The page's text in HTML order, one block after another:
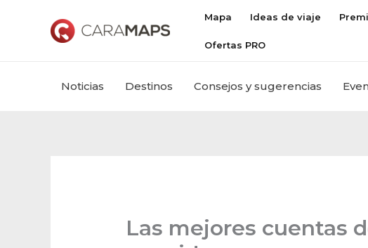
Mapa Ideas de viaje
Ofertas PRO
Noticias
Destinos Consejos y sugerencias
Las mejores cuentas